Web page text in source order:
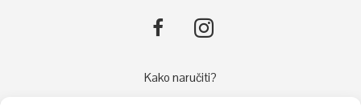
Kako naručiti?